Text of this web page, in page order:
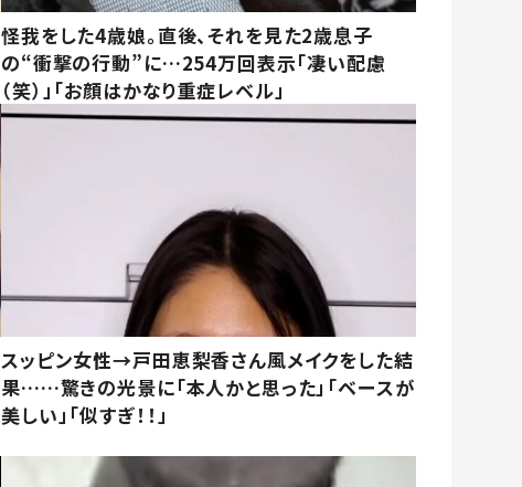
怪我をした4歳娘。直後、それを見た2歳息子
の“衝撃の行動”に…254万回表示「凄い配慮
（笑）」「お顔はかなり重症レベル」
スッピン女性→戸田恵梨香さん風メイクをした結
果……驚きの光景に「本人かと思った」「ベースが
美しい」「似すぎ！！」